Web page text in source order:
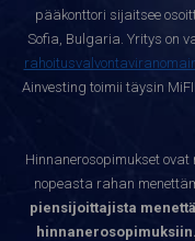
pääkonttori sijaitsee
Sofia, Bulgaria. Yritys on
Ainvesting toimii täysin
Hinnanerosopimukset
nopeasta rahan
piensijoittajista
hinnanerosopimuksiin.